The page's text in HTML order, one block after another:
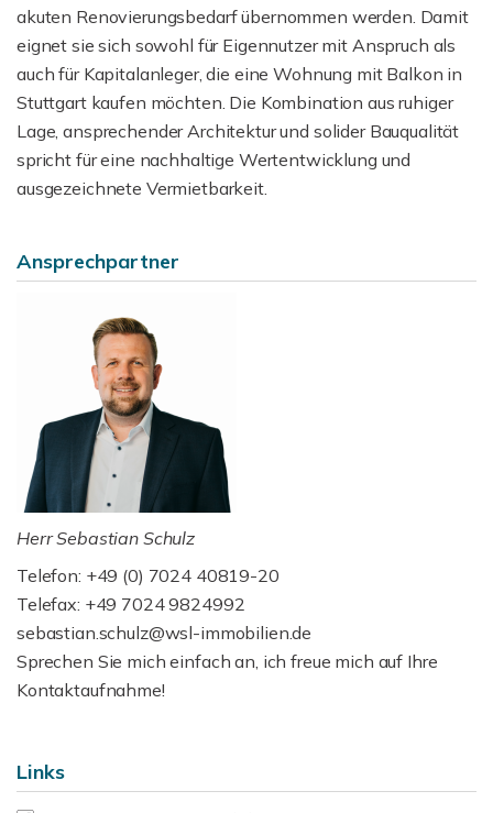
akuten Renovierungsbedarf übernommen werden. Damit
eignet sie sich sowohl für Eigennutzer mit Anspruch als
auch für Kapitalanleger, die eine Wohnung mit Balkon in
Stuttgart kaufen möchten. Die Kombination aus ruhiger
Lage, ansprechender Architektur und solider Bauqualität
spricht für eine nachhaltige Wertentwicklung und
ausgezeichnete Vermietbarkeit.
Ansprechpartner
Herr Sebastian Schulz
Telefon: +49 (0) 7024 40819-20
Telefax: +49 7024 9824992
sebastian.schulz@wsl-immobilien.de
Sprechen Sie mich einfach an, ich freue mich auf Ihre
Kontaktaufnahme!
Links